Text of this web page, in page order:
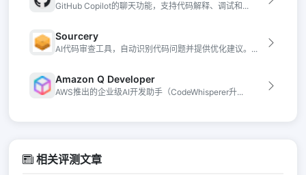
GitHub Copilot的聊天功能，支持代码解释、调试和...
Sourcery
AI代码审查工具，自动识别代码问题并提供优化建议。...
Amazon Q Developer
AWS推出的企业级AI开发助手（CodeWhisperer升...
相关评测文章